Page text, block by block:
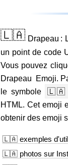
🇱🇦Drapeau :
un point de code
Vous pouvez
Drapeau Emoji.
le symbole
🇱🇦
HTML. Cet emoji
obtenir des emoji
🇱🇦 exemples
🇱🇦 photos sur